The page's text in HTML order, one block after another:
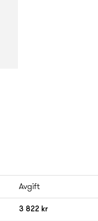
Avgift
3 822 kr